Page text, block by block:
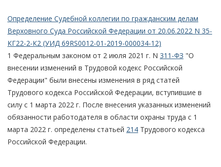
Определение Судебной коллегии по гражданским делам
Верховного Суда Российской Федерации от 20.06.2022 N 35-
КГ22-2-К2 (УИД 69RS0012-01-2019-000034-12)
1 Федеральным законом от 2 июля 2021 г. N 311-ФЗ "О
внесении изменений в Трудовой кодекс Российской
Федерации" были внесены изменения в ряд статей
Трудового кодекса Российской Федерации, вступившие в
силу с 1 марта 2022 г. После внесения указанных изменений
обязанности работодателя в области охраны труда с 1
марта 2022 г. определены статьей 214 Трудового кодекса
Российской Федерации.